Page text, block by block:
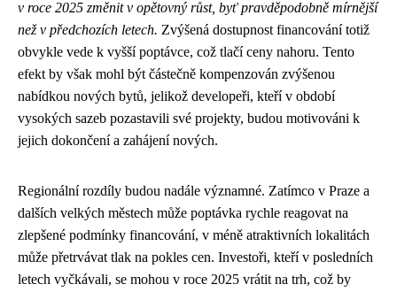
v roce 2025 změnit v opětovný růst, byť pravděpodobně mírnější
než v předchozích letech. Zvýšená dostupnost financování totiž
obvykle vede k vyšší poptávce, což tlačí ceny nahoru. Tento
efekt by však mohl být částečně kompenzován zvýšenou
nabídkou nových bytů, jelikož developeři, kteří v období
vysokých sazeb pozastavili své projekty, budou motivováni k
jejich dokončení a zahájení nových.
Regionální rozdíly budou nadále významné. Zatímco v Praze a
dalších velkých městech může poptávka rychle reagovat na
zlepšené podmínky financování, v méně atraktivních lokalitách
může přetrvávat tlak na pokles cen. Investoři, kteří v posledních
letech vyčkávali, se mohou v roce 2025 vrátit na trh, což by